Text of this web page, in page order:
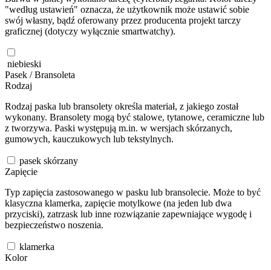
"według ustawień" oznacza, że użytkownik może ustawić sobie
swój własny, bądź oferowany przez producenta projekt tarczy
graficznej (dotyczy wyłącznie smartwatchy).
niebieski
Pasek / Bransoleta
Rodzaj
Rodzaj paska lub bransolety określa materiał, z jakiego został
wykonany. Bransolety mogą być stalowe, tytanowe, ceramiczne lub
z tworzywa. Paski występują m.in. w wersjach skórzanych,
gumowych, kauczukowych lub tekstylnych.
pasek skórzany
Zapięcie
Typ zapięcia zastosowanego w pasku lub bransolecie. Może to być
klasyczna klamerka, zapięcie motylkowe (na jeden lub dwa
przyciski), zatrzask lub inne rozwiązanie zapewniające wygodę i
bezpieczeństwo noszenia.
klamerka
Kolor